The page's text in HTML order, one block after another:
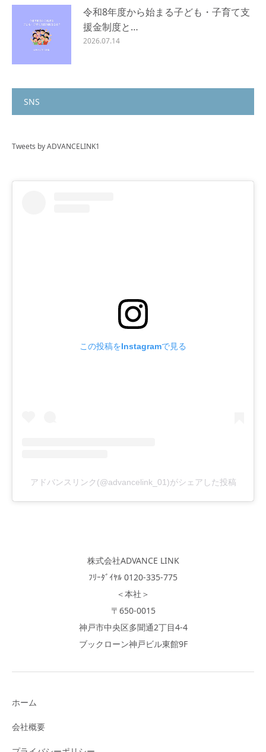
令和8年度から始まる子ども・子育て支
援金制度と…
2026.07.14
SNS
Tweets by ADVANCELINK1
この投稿をInstagramで見る
アドバンスリンク(@advancelink_01)がシェアした投稿
株式会社ADVANCE LINK
ﾌﾘｰﾀﾞｲﾔﾙ 0120-335-775
＜本社＞
〒650-0015
神戸市中央区多聞通2丁目4-4
ブックローン神戸ビル東館9F
ホーム
会社概要